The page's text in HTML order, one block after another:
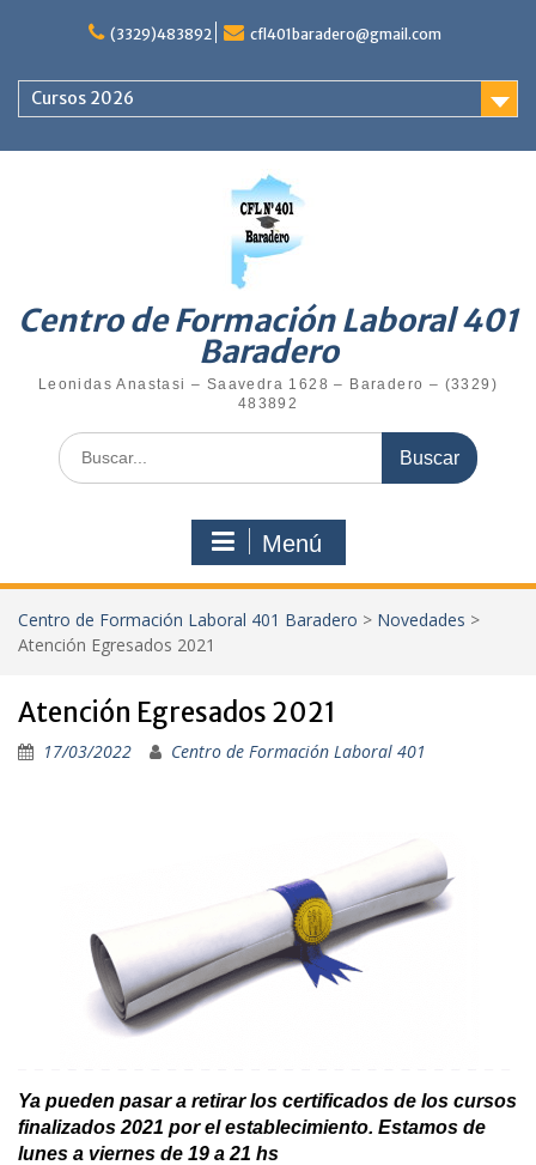
(3329)483892 cfl401baradero@gmail.com
Cursos 2026
Centro de Formación Laboral 401
Baradero
Leonidas Anastasi – Saavedra 1628 – Baradero – (3329)
483892
Buscar:
Menú
Centro de Formación Laboral 401 Baradero > Novedades >
Atención Egresados 2021
Atención Egresados 2021
17/03/2022 Centro de Formación Laboral 401
Ya pueden pasar a retirar los certificados de los cursos
finalizados 2021 por el establecimiento. Estamos de
lunes a viernes de 19 a 21 hs